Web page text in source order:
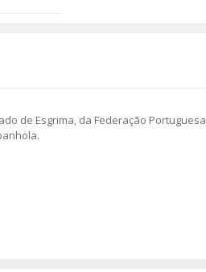
de Esgrima, da Federação Portuguesa